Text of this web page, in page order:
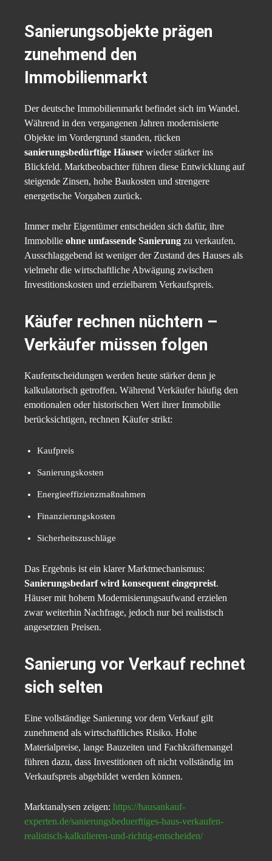
Sanierungsobjekte prägen
zunehmend den
Immobilienmarkt
Der deutsche Immobilienmarkt befindet sich im Wandel.
Während in den vergangenen Jahren modernisierte
Objekte im Vordergrund standen, rücken
sanierungsbedürftige Häuser wieder stärker ins
Blickfeld. Marktbeobachter führen diese Entwicklung auf
steigende Zinsen, hohe Baukosten und strengere
energetische Vorgaben zurück.
Immer mehr Eigentümer entscheiden sich dafür, ihre
Immobilie ohne umfassende Sanierung zu verkaufen.
Ausschlaggebend ist weniger der Zustand des Hauses als
vielmehr die wirtschaftliche Abwägung zwischen
Investitionskosten und erzielbarem Verkaufspreis.
Käufer rechnen nüchtern –
Verkäufer müssen folgen
Kaufentscheidungen werden heute stärker denn je
kalkulatorisch getroffen. Während Verkäufer häufig den
emotionalen oder historischen Wert ihrer Immobilie
berücksichtigen, rechnen Käufer strikt:
Kaufpreis
Sanierungskosten
Energieeffizienzmaßnahmen
Finanzierungskosten
Sicherheitszuschläge
Das Ergebnis ist ein klarer Marktmechanismus:
Sanierungsbedarf wird konsequent eingepreist.
Häuser mit hohem Modernisierungsaufwand erzielen
zwar weiterhin Nachfrage, jedoch nur bei realistisch
angesetzten Preisen.
Sanierung vor Verkauf rechnet
sich selten
Eine vollständige Sanierung vor dem Verkauf gilt
zunehmend als wirtschaftliches Risiko. Hohe
Materialpreise, lange Bauzeiten und Fachkräftemangel
führen dazu, dass Investitionen oft nicht vollständig im
Verkaufspreis abgebildet werden können.
Marktanalysen zeigen: https://hausankauf-
experten.de/sanierungsbeduerftiges-haus-verkaufen-
realistisch-kalkulieren-und-richtig-entscheiden/